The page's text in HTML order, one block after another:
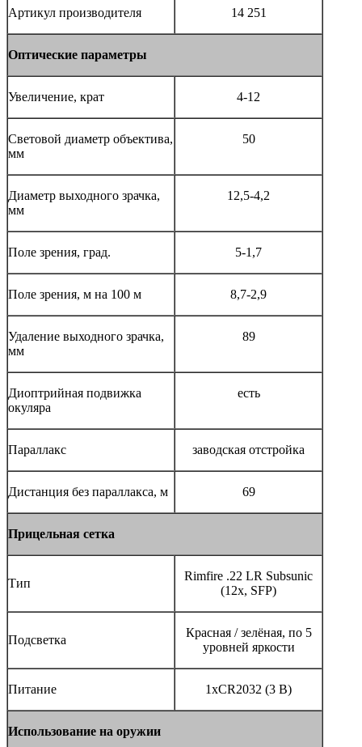
Артикул производителя 14 251
Оптические параметры
Увеличение, крат 4-12
Световой диаметр объектива,
мм
50
Диаметр выходного зрачка,
мм
12,5-4,2
Поле зрения, град. 5-1,7
Поле зрения, м на 100 м 8,7-2,9
Удаление выходного зрачка,
мм
89
Диоптрийная подвижка
окуляра
есть
Параллакс заводская отстройка
Дистанция без параллакса, м 69
Прицельная сетка
Тип
Rimfire .22 LR Subsunic
(12x, SFP)
Подсветка
Красная / зелёная, по 5
уровней яркости
Питание 1xCR2032 (3 В)
Использование на оружии